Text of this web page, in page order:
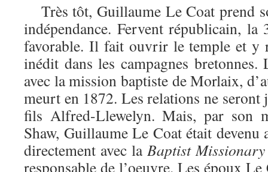
Très tôt, Guillaume Le Coat prend
indépendance. Fervent républicain, la
favorable. Il fait ouvrir le temple et y
inédit dans les campagnes bretonnes.
avec la mission baptiste de Morlaix,
meurt en 1872. Les relations ne seront
fils Alfred-Llewelyn. Mais, par son
Shaw, Guillaume Le Coat était devenu
directement avec la BaptistMissionary
responsable de l’oeuvre. Les époux